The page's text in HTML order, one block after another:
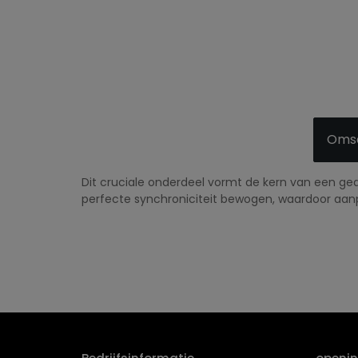
Dit cruciale onderdeel vormt de kern van een
perfecte synchroniciteit bewogen, waardoor